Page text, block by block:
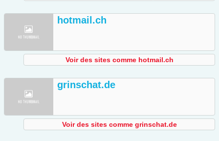
hotmail.ch
Voir des sites comme hotmail.ch
grinschat.de
Voir des sites comme grinschat.de